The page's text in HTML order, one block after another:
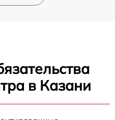
в Казани